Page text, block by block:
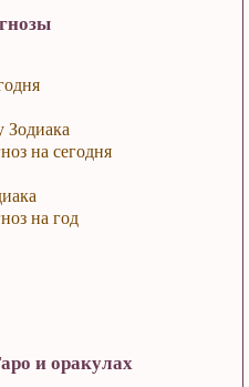
Зодиака
на сегодня
на год
и оракулах